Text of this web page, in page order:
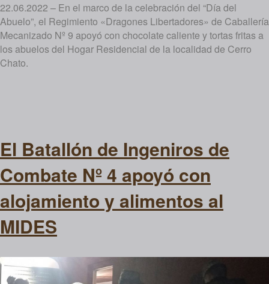
22.06.2022 – En el marco de la celebración del “Día del
Abuelo”, el Regimiento «Dragones Libertadores» de Caballería
Mecanizado Nº 9 apoyó con chocolate caliente y tortas fritas a
los abuelos del Hogar Residencial de la localidad de Cerro
Chato.
El Batallón de Ingeniros de
Combate Nº 4 apoyó con
alojamiento y alimentos al
MIDES